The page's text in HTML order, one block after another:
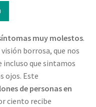
muy molestos.
borrosa, que nos
incluso que sintamos
ojos. Este
de personas en
ciento recibe